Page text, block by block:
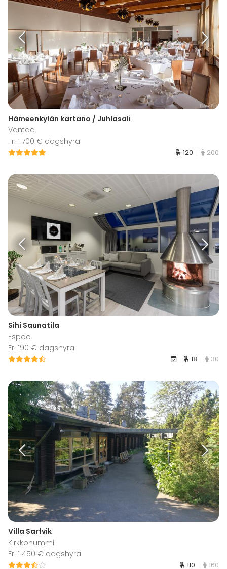
Hämeenkylän kartano / Juhlasali
Vantaa
Fr. 1 700 € dagshyra
120 200
Sihi Saunatila
Espoo
Fr. 190 € dagshyra
18 30
Villa Sarfvik
Kirkkonummi
Fr. 1 450 € dagshyra
110 160